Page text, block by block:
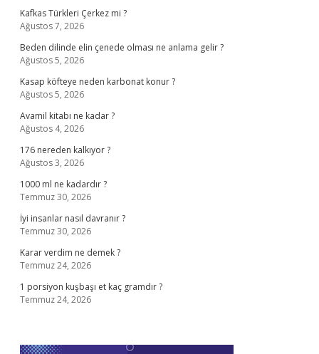
Kafkas Türkleri Çerkez mi ?
Ağustos 7, 2026
Beden dilinde elin çenede olması ne anlama gelir ?
Ağustos 5, 2026
Kasap köfteye neden karbonat konur ?
Ağustos 5, 2026
Avamil kitabı ne kadar ?
Ağustos 4, 2026
176 nereden kalkıyor ?
Ağustos 3, 2026
1000 ml ne kadardır ?
Temmuz 30, 2026
İyi insanlar nasıl davranır ?
Temmuz 30, 2026
Karar verdim ne demek ?
Temmuz 24, 2026
1 porsiyon kuşbaşı et kaç gramdır ?
Temmuz 24, 2026